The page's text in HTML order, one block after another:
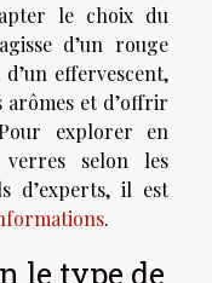
le choix du
d’un rouge
effervescent,
arômes et d’offrir
explorer en
selon les
d’experts, il est
.
le type de